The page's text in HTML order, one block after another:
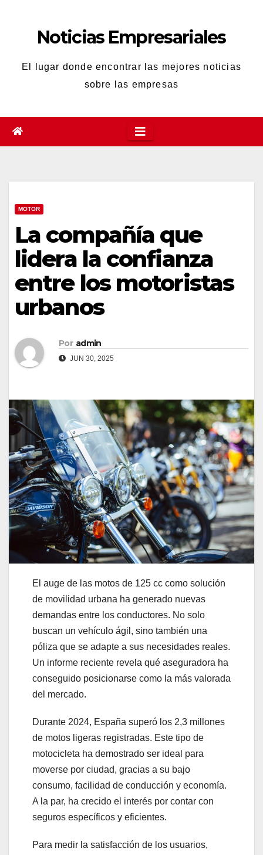
contenidoNoticias Empresariales
El lugar donde encontrar las mejores noticias
sobre las empresas
MOTOR
La compañía que
lidera la confianza
entre los motoristas
urbanos
Por admin
JUN 30, 2025
El auge de las motos de 125 cc como solución
de movilidad urbana ha generado nuevas
demandas entre los conductores. No solo
buscan un vehículo ágil, sino también una
póliza que se adapte a sus necesidades reales.
Un informe reciente revela qué aseguradora ha
conseguido posicionarse como la más valorada
del mercado.
Durante 2024, España superó los 2,3 millones
de motos ligeras registradas. Este tipo de
motocicleta ha demostrado ser ideal para
moverse por ciudad, gracias a su bajo
consumo, facilidad de conducción y economía.
A la par, ha crecido el interés por contar con
seguros específicos y eficientes.
Para medir la satisfacción de los usuarios,